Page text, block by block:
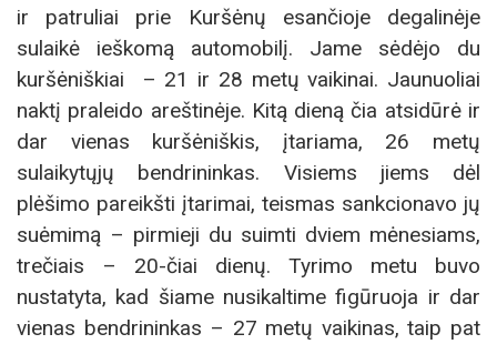
ir patruliai prie Kuršėnų esančioje degalinėje
sulaikė ieškomą automobilį. Jame sėdėjo du
kuršėniškiai – 21 ir 28 metų vaikinai. Jaunuoliai
naktį praleido areštinėje. Kitą dieną čia atsidūrė ir
dar vienas kuršėniškis, įtariama, 26 metų
sulaikytųjų bendrininkas. Visiems jiems dėl
plėšimo pareikšti įtarimai, teismas sankcionavo jų
suėmimą – pirmieji du suimti dviem mėnesiams,
trečiais – 20-čiai dienų. Tyrimo metu buvo
nustatyta, kad šiame nusikaltime figūruoja ir dar
vienas bendrininkas – 27 metų vaikinas, taip pat